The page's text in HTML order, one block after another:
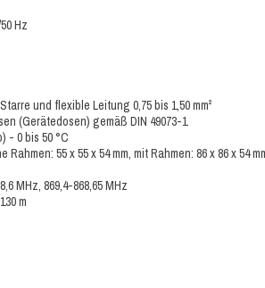
Hz
und flexible Leitung 0,75 bis 1,50 mm²
(Gerätedosen) gemäß DIN 49073-1
- 0 bis 50 °C
55 x 55 x 54 mm, mit Rahmen: 86 x 86 x 54
MHz, 869,4-868,65 MHz
m